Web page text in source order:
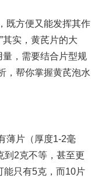
方便又能发挥其作
其实，黄芪片的大
量，需要结合片型规
，帮你掌握黄芪泡水
片（厚度1-2毫
到2克不等，甚至更
能只有5克，而10片